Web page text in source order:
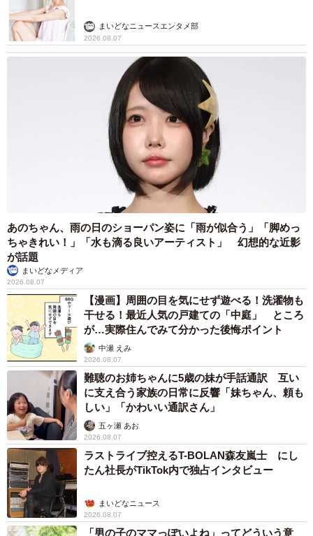
まいどなニュースエンタメ部
2026.08.07
あのちゃん、雨の日のショーパン姿に「雨が似合う」「脚めっ
ちゃきれい！」「水も滴る良いアーティスト」 幻想的な近影
が話題
まいどなメディア
2026.08.07
【漫画】周囲の目を気にせず遊べる！洗濯物も
干せる！最近人気の戸建ての「中庭」 ところ
が…実際住んでみて分かった後悔ポイント
中瀬 えみ
2026.08.07
難聴のお姉ちゃんに5歳の妹が手話通訳 互い
に支え合う家族の日常に反響「妹ちゃん、頼も
しい」「かわいい通訳さん」
五ヶ瀬 あお
2026.08.07
ラストライブ控えるT-BOLAN森友嵐士 にし
たん社長がTikTok内で独占インタビュー
まいどなニュース
2026.08.07
「男の子のママっぽいよね」ってどういう意